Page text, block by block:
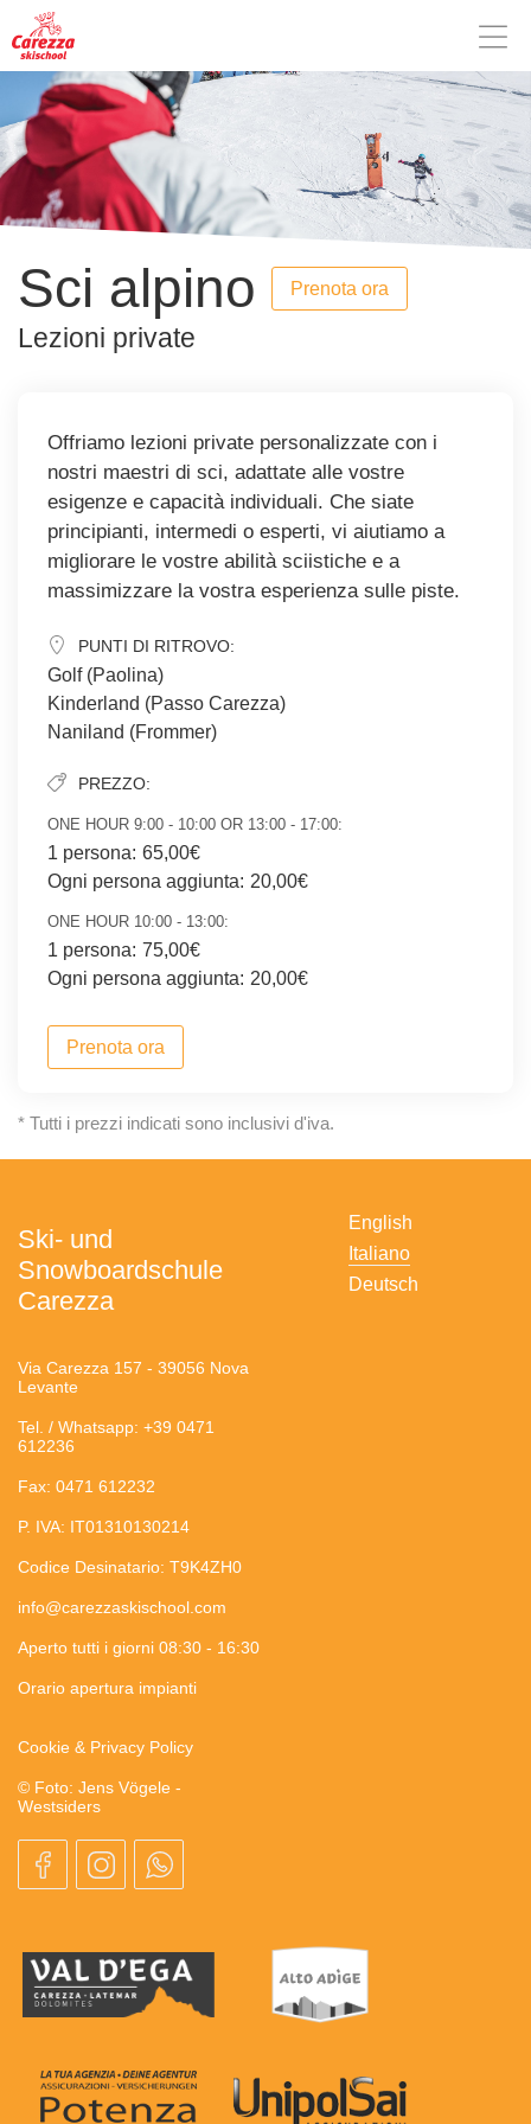
Sci alpino Prenota ora
Lezioni private
Offriamo lezioni private personalizzate con i
nostri maestri di sci, adattate alle vostre
esigenze e capacità individuali. Che siate
principianti, intermedi o esperti, vi aiutiamo a
migliorare le vostre abilità sciistiche e a
massimizzare la vostra esperienza sulle piste.
PUNTI DI RITROVO:
Golf (Paolina)
Kinderland (Passo Carezza)
Naniland (Frommer)
PREZZO:
ONE HOUR 9:00 - 10:00 OR 13:00 - 17:00:
1 persona: 65,00€
Ogni persona aggiunta: 20,00€
ONE HOUR 10:00 - 13:00:
1 persona: 75,00€
Ogni persona aggiunta: 20,00€
Prenota ora
* Tutti i prezzi indicati sono inclusivi d'iva.
Ski- und
Snowboardschule
Carezza
Via Carezza 157 - 39056 Nova
Levante
Tel. / Whatsapp: +39 0471
612236
Fax: 0471 612232
P. IVA: IT01310130214
Codice Desinatario: T9K4ZH0
info@carezzaskischool.com
Aperto tutti i giorni 08:30 - 16:30
Orario apertura impianti
Cookie & Privacy Policy
© Foto: Jens Vögele -
Westsiders
English
Italiano
Deutsch